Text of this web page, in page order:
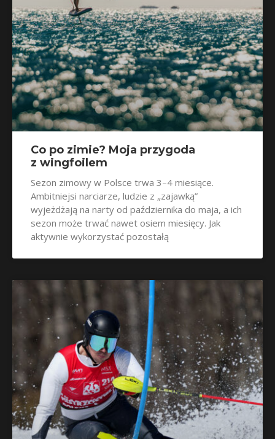
Co po zimie? Moja przygoda
z wingfoilem
Sezon zimowy w Polsce trwa 3–4 miesiące.
Ambitniejsi narciarze, ludzie z „zajawką”
wyjeżdżają na narty od października do maja, a ich
sezon może trwać nawet osiem miesięcy. Jak
aktywnie wykorzystać pozostałą